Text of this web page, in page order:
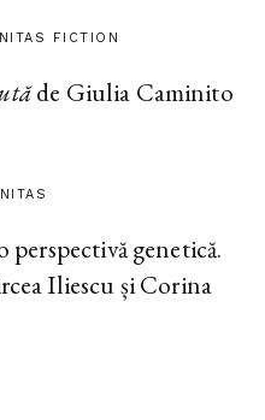
FICTION
de Giulia Caminito
genetică.
Iliescu și Corina